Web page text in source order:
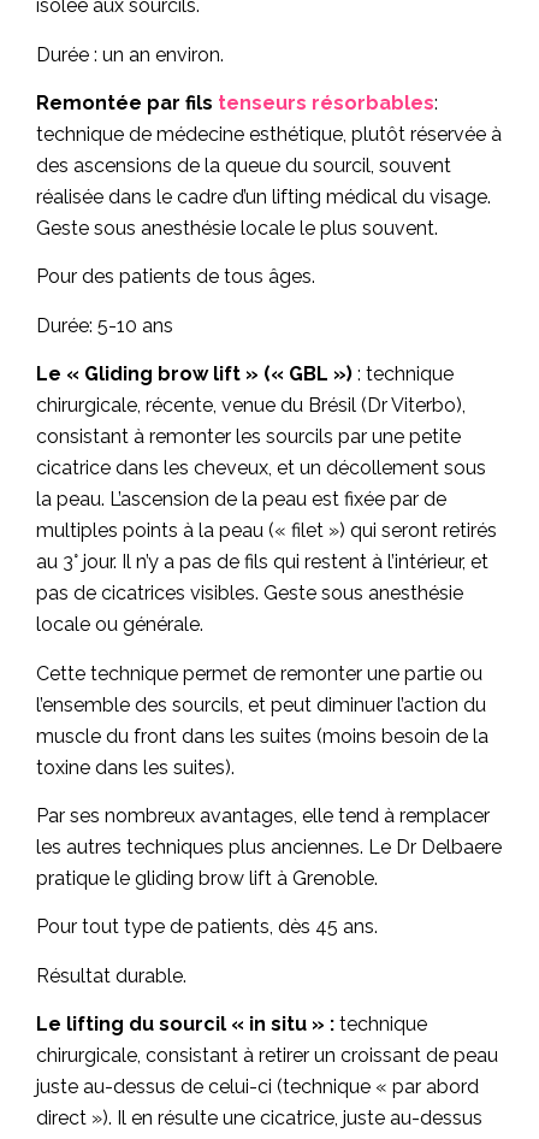
isolée aux sourcils.
Durée : un an environ.
Remontée par fils tenseurs résorbables:
technique de médecine esthétique, plutôt réservée à
des ascensions de la queue du sourcil, souvent
réalisée dans le cadre d’un lifting médical du visage.
Geste sous anesthésie locale le plus souvent.
Pour des patients de tous âges.
Durée: 5-10 ans
Le « Gliding brow lift » (« GBL ») : technique
chirurgicale, récente, venue du Brésil (Dr Viterbo),
consistant à remonter les sourcils par une petite
cicatrice dans les cheveux, et un décollement sous
la peau. L’ascension de la peau est fixée par de
multiples points à la peau (« filet ») qui seront retirés
au 3° jour. Il n’y a pas de fils qui restent à l’intérieur, et
pas de cicatrices visibles. Geste sous anesthésie
locale ou générale.
Cette technique permet de remonter une partie ou
l’ensemble des sourcils, et peut diminuer l’action du
muscle du front dans les suites (moins besoin de la
toxine dans les suites).
Par ses nombreux avantages, elle tend à remplacer
les autres techniques plus anciennes. Le Dr Delbaere
pratique le gliding brow lift à Grenoble.
Pour tout type de patients, dès 45 ans.
Résultat durable.
Le lifting du sourcil « in situ » : technique
chirurgicale, consistant à retirer un croissant de peau
juste au-dessus de celui-ci (technique « par abord
direct »). Il en résulte une cicatrice, juste au-dessus